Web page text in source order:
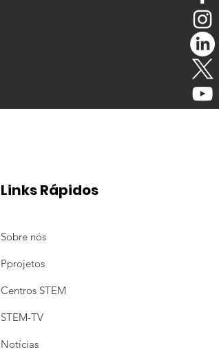
Links Rápidos
Sobre nós
Pprojetos
Centros STEM
STEM-TV
Notícias